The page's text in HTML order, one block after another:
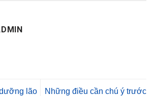
lão
Những điều cần chú ý trước